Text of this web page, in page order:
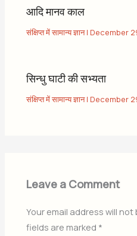
आदि मानव काल
संक्षिप्त में सामान्य ज्ञान| December
सिन्धु घाटी की सभ्यता
संक्षिप्त में सामान्य ज्ञान| December
Leave a Comment
Your email address will not
fields are marked *